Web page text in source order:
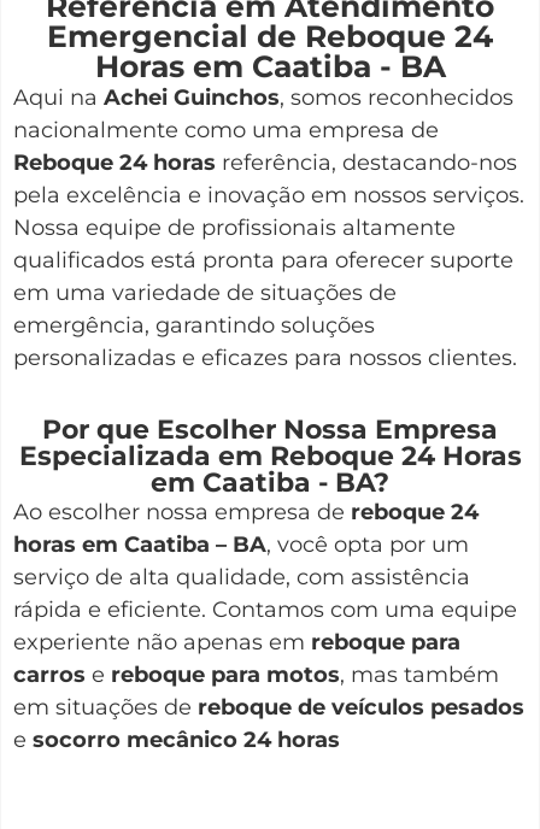
Emergencial de Reboque 24
Horas em Caatiba - BA
Aqui na Achei Guinchos, somos reconhecidos
nacionalmente como uma empresa de
Reboque 24 horas referência, destacando-nos
pela excelência e inovação em nossos serviços.
Nossa equipe de profissionais altamente
qualificados está pronta para oferecer suporte
em uma variedade de situações de
emergência, garantindo soluções
personalizadas e eficazes para nossos clientes.
Por que Escolher Nossa Empresa
Especializada em Reboque 24 Horas
em Caatiba - BA?
Ao escolher nossa empresa de reboque 24
horas em Caatiba – BA, você opta por um
serviço de alta qualidade, com assistência
rápida e eficiente. Contamos com uma equipe
experiente não apenas em reboque para
carros e reboque para motos, mas também
em situações de reboque de veículos pesados
e socorro mecânico 24 horas